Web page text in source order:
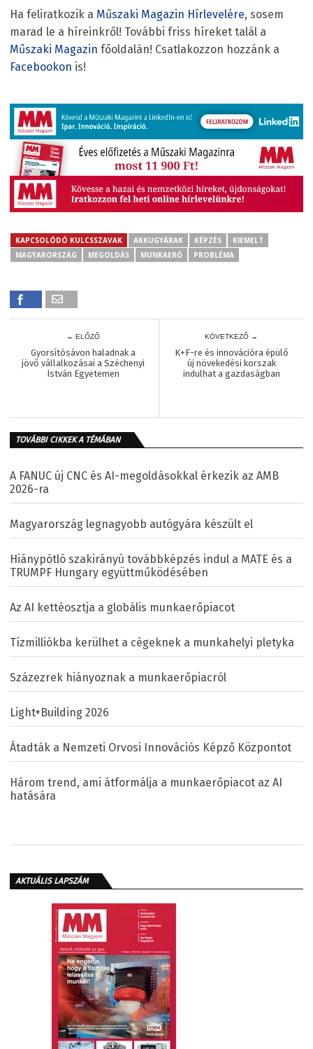
Ha feliratkozik a Műszaki Magazin Hírlevelére, sosem
marad le a híreinkről! További friss híreket talál a
Műszaki Magazin főoldalán! Csatlakozzon hozzánk a
Facebookon is!
KAPCSOLÓDÓ KULCSSZAVAK AKKUGYÁRAK KÉPZÉS
KIEMELT
MAGYARORSZÁG
MEGOLDÁS MUNKAERŐ PROBLÉMA
← ELŐZŐ
Gyorsítósávon haladnak a
jövő vállalkozásai a Széchenyi
István Egyetemen
KÖVETKEZŐ →
K+F-re és innovációra épülő
új növekedési korszak
indulhat a gazdaságban
TOVÁBBI CIKKEK A TÉMÁBAN
A FANUC új CNC és AI-megoldásokkal érkezik az AMB
2026-ra
Magyarország legnagyobb autógyára készült el
Hiánypótló szakirányú továbbképzés indul a MATE és a
TRUMPF Hungary együttműködésében
Az AI kettéosztja a globális munkaerőpiacot
Tízmilliókba kerülhet a cégeknek a munkahelyi pletyka
Százezrek hiányoznak a munkaerőpiacról
Light+Building 2026
Átadták a Nemzeti Orvosi Innovációs Képző Központot
Három trend, ami átformálja a munkaerőpiacot az AI
hatására
AKTUÁLIS LAPSZÁM